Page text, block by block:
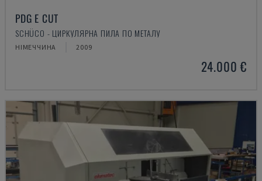
PDG E CUT
SCHÜCO - ЦИРКУЛЯРНА ПИЛА ПО МЕТАЛУ
НІМЕЧЧИНА 2009
24.000 €